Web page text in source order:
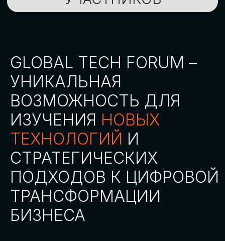
АККРЕДИТАЦИЯ СМИ
СКАЧАТЬ ПРОГРАММУ
СТАТЬ СПИКЕРОМ
Оставьте заявку, наши менеджеры
СТАТЬ УЧАСТНИКОМ